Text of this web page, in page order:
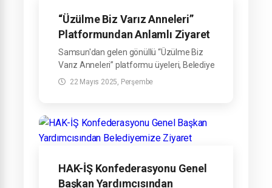
“Üzülme Biz Varız Anneleri”
Platformundan Anlamlı Ziyaret
Samsun'dan gelen gönüllü “Üzülme Biz
Varız Anneleri” platformu üyeleri, Belediye
Başkanımız Sayın Refahettin Şencan’ı
22 Mayıs 2025, Perşembe
HAK-İŞ Konfederasyonu Genel
Başkan Yardımcısından